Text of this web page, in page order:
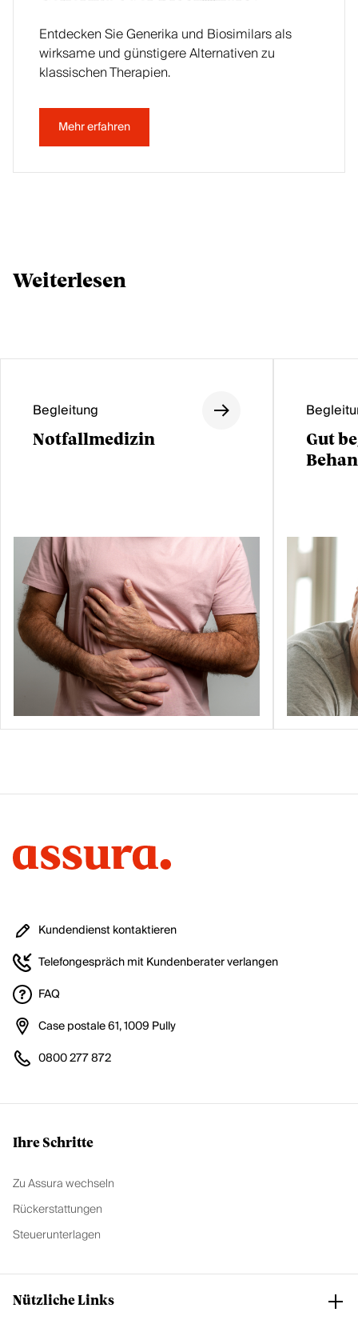
Entdecken Sie Generika und Biosimilars als
wirksame und günstigere Alternativen zu
klassischen Therapien.
Mehr erfahren
Weiterlesen
Begleitung
Notfallmedizin
Gut
Kundendienst kontaktieren
Telefongespräch mit Kundenberater verlangen
FAQ
Case postale 61, 1009 Pully
0800 277 872
Ihre Schritte
Zu Assura wechseln
Rückerstattungen
Steuerunterlagen
Nützliche Links